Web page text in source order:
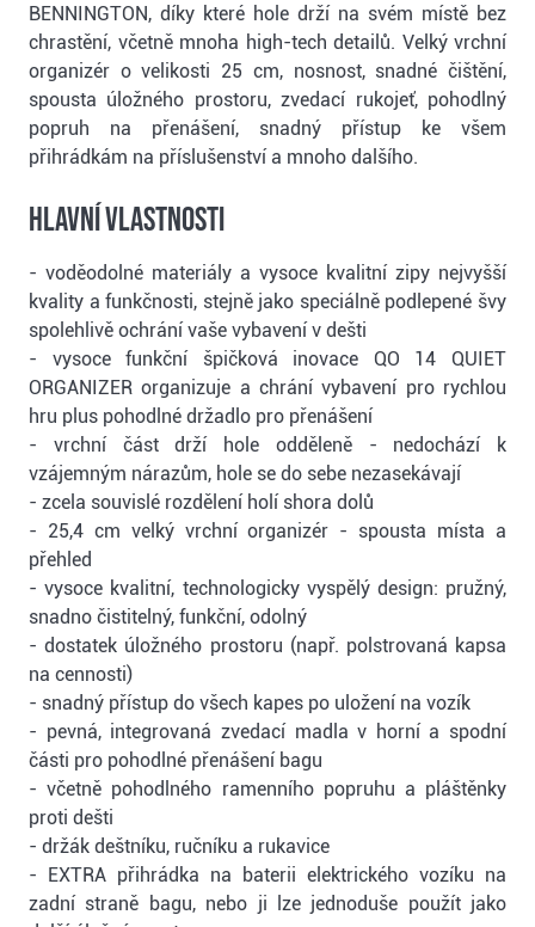
BENNINGTON, díky které hole drží na svém místě bez
chrastění, včetně mnoha high-tech detailů. Velký vrchní
organizér o velikosti 25 cm, nosnost, snadné čištění,
spousta úložného prostoru, zvedací rukojeť, pohodlný
popruh na přenášení, snadný přístup ke všem
přihrádkám na příslušenství a mnoho dalšího.
Hlavní vlastnosti
- voděodolné materiály a vysoce kvalitní zipy nejvyšší
kvality a funkčnosti, stejně jako speciálně podlepené švy
spolehlivě ochrání vaše vybavení v dešti
- vysoce funkční špičková inovace QO 14 QUIET
ORGANIZER organizuje a chrání vybavení pro rychlou
hru plus pohodlné držadlo pro přenášení
- vrchní část drží hole odděleně - nedochází k
vzájemným nárazům, hole se do sebe nezasekávají
- zcela souvislé rozdělení holí shora dolů
- 25,4 cm velký vrchní organizér - spousta místa a
přehled
- vysoce kvalitní, technologicky vyspělý design: pružný,
snadno čistitelný, funkční, odolný
- dostatek úložného prostoru (např. polstrovaná kapsa
na cennosti)
- snadný přístup do všech kapes po uložení na vozík
- pevná, integrovaná zvedací madla v horní a spodní
části pro pohodlné přenášení bagu
- včetně pohodlného ramenního popruhu a pláštěnky
proti dešti
- držák deštníku, ručníku a rukavice
- EXTRA přihrádka na baterii elektrického vozíku na
zadní straně bagu, nebo ji lze jednoduše použít jako